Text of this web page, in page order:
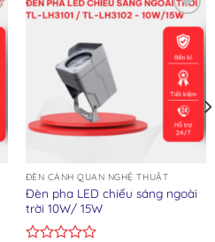
Add to wishlist
ĐÈN CẢNH QUAN NGHỆ THUẬT
Đèn pha LED chiếu sáng ngoài
trời 10W/ 15W